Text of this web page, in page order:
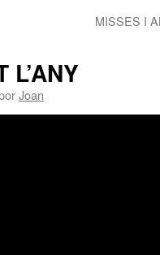
MISSES I
L’ANY
Joan